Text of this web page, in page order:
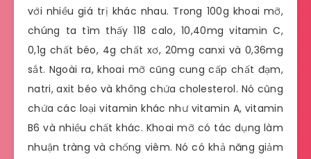
với nhiều giá trị khác nhau. Trong 100g khoai mỡ,
chúng ta tìm thấy 118 calo, 10,40mg vitamin C,
0,1g chất béo, 4g chất xơ, 20mg canxi và 0,36mg
sắt. Ngoài ra, khoai mỡ cũng cung cấp chất đạm,
natri, axit béo và không chứa cholesterol. Nó cũng
chứa các loại vitamin khác như vitamin A, vitamin
B6 và nhiều chất khác. Khoai mỡ có tác dụng làm
nhuận tràng và chống viêm. Nó có khả năng giảm